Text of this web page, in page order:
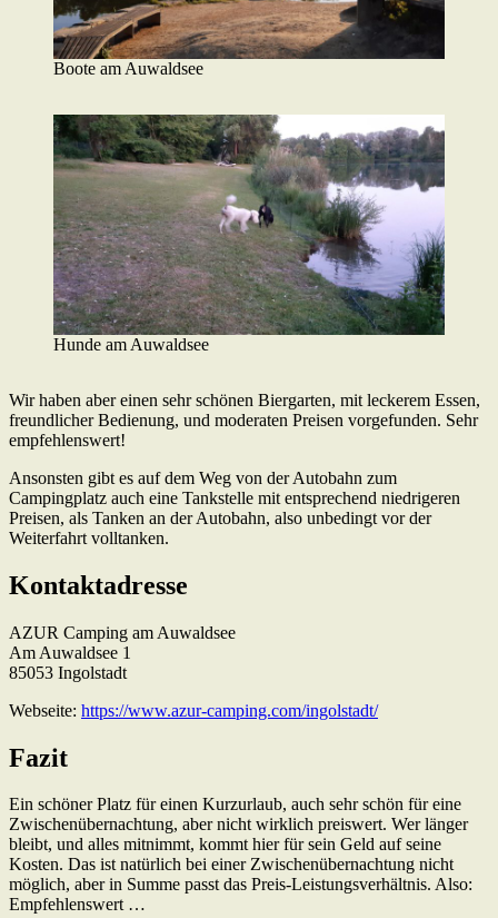
Boote am Auwaldsee
Hunde am Auwaldsee
Wir haben aber einen sehr schönen Biergarten, mit leckerem Essen,
freundlicher Bedienung, und moderaten Preisen vorgefunden. Sehr
empfehlenswert!
Ansonsten gibt es auf dem Weg von der Autobahn zum
Campingplatz auch eine Tankstelle mit entsprechend niedrigeren
Preisen, als Tanken an der Autobahn, also unbedingt vor der
Weiterfahrt volltanken.
Kontaktadresse
AZUR Camping am Auwaldsee
Am Auwaldsee 1
85053 Ingolstadt
Webseite: https://www.azur-camping.com/ingolstadt/
Fazit
Ein schöner Platz für einen Kurzurlaub, auch sehr schön für eine
Zwischenübernachtung, aber nicht wirklich preiswert. Wer länger
bleibt, und alles mitnimmt, kommt hier für sein Geld auf seine
Kosten. Das ist natürlich bei einer Zwischenübernachtung nicht
möglich, aber in Summe passt das Preis-Leistungsverhältnis. Also:
Empfehlenswert …